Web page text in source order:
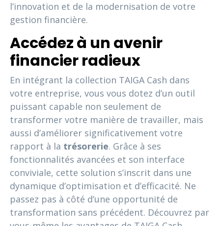
l’innovation et de la modernisation de votre
gestion financière.
Accédez à un avenir
financier radieux
En intégrant la collection TAIGA Cash dans
votre entreprise, vous vous dotez d’un outil
puissant capable non seulement de
transformer votre manière de travailler, mais
aussi d’améliorer significativement votre
rapport à la trésorerie. Grâce à ses
fonctionnalités avancées et son interface
conviviale, cette solution s’inscrit dans une
dynamique d’optimisation et d’efficacité. Ne
passez pas à côté d’une opportunité de
transformation sans précédent. Découvrez par